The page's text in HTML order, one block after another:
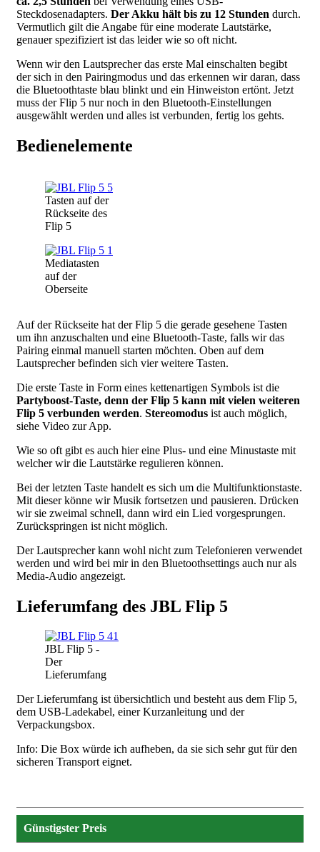
Steckdosenadapters. Der Akku hält bis zu 12 Stunden durch.
Vermutlich gilt die Angabe für eine moderate Lautstärke,
genauer spezifiziert ist das leider wie so oft nicht.
Wenn wir den Lautsprecher das erste Mal einschalten begibt
der sich in den Pairingmodus und das erkennen wir daran, dass
die Bluetoothtaste blau blinkt und ein Hinweiston ertönt. Jetzt
muss der Flip 5 nur noch in den Bluetooth-Einstellungen
ausgewählt werden und alles ist verbunden, fertig los gehts.
Bedienelemente
Image
Tasten auf der
Rückseite des
Flip 5
Image
Mediatasten
auf der
Oberseite
Auf der Rückseite hat der Flip 5 die gerade gesehene Tasten
um ihn anzuschalten und eine Bluetooth-Taste, falls wir das
Pairing einmal manuell starten möchten. Oben auf dem
Lautsprecher befinden sich vier weitere Tasten.
Die erste Taste in Form eines kettenartigen Symbols ist die
Partyboost-Taste, denn der Flip 5 kann mit vielen weiteren
Flip 5 verbunden werden. Stereomodus ist auch möglich,
siehe Video zur App.
Wie so oft gibt es auch hier eine Plus- und eine Minustaste mit
welcher wir die Lautstärke regulieren können.
Bei der letzten Taste handelt es sich um die Multifunktionstaste.
Mit dieser könne wir Musik fortsetzen und pausieren. Drücken
wir sie zweimal schnell, dann wird ein Lied vorgesprungen.
Zurückspringen ist nicht möglich.
Der Lautsprecher kann wohl nicht zum Telefonieren verwendet
werden und wird bei mir in den Bluetoothsettings auch nur als
Media-Audio angezeigt.
Lieferumfang des JBL Flip 5
JBL Flip 5 -
Der
Lieferumfang
Der Lieferumfang ist übersichtlich und besteht aus dem Flip 5,
dem USB-Ladekabel, einer Kurzanleitung und der
Verpackungsbox.
Info: Die Box würde ich aufheben, da sie sich sehr gut für den
sicheren Transport eignet.
Günstigster Preis